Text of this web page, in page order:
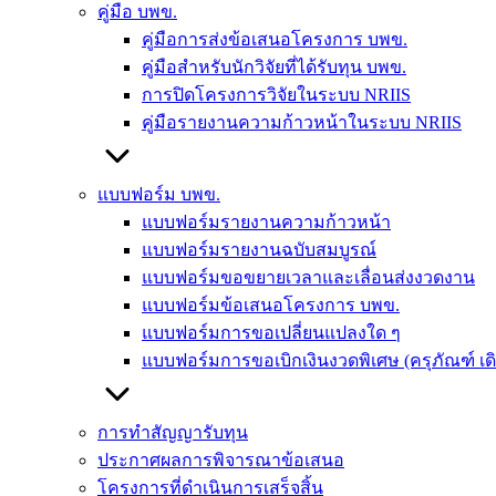
คู่มือ บพข.
คู่มือการส่งข้อเสนอโครงการ บพข.
คู่มือสำหรับนักวิจัยที่ได้รับทุน บพข.
การปิดโครงการวิจัยในระบบ NRIIS
คู่มือรายงานความก้าวหน้าในระบบ NRIIS
แบบฟอร์ม บพข.
แบบฟอร์มรายงานความก้าวหน้า
แบบฟอร์มรายงานฉบับสมบูรณ์
แบบฟอร์มขอขยายเวลาและเลื่อนส่งงวดงาน
แบบฟอร์มข้อเสนอโครงการ บพข.
แบบฟอร์มการขอเปลี่ยนแปลงใด ๆ
แบบฟอร์มการขอเบิกเงินงวดพิเศษ (ครุภัณฑ์ เ
การทำสัญญารับทุน
ประกาศผลการพิจารณาข้อเสนอ
โครงการที่ดำเนินการเสร็จสิ้น